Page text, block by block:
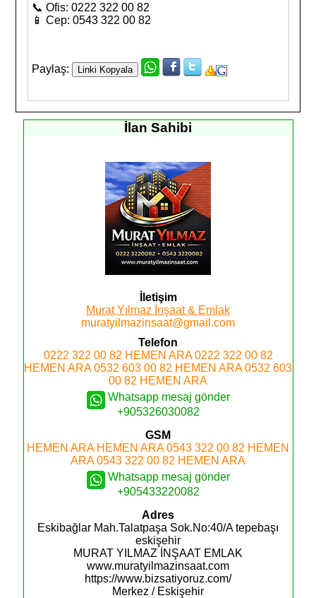
📞 Ofis: 0222 322 00 82
📱 Cep: 0543 322 00 82
Paylaş:
İlan Sahibi
İletişim
Murat Yılmaz İnşaat & Emlak
muratyilmazinsaat@gmail.com
Telefon
0222 322 00 82 HEMEN ARA 0222 322 00 82
HEMEN ARA 0532 603 00 82 HEMEN ARA 0532 603
00 82 HEMEN ARA
Whatsapp mesaj gönder
+905326030082
GSM
HEMEN ARA HEMEN ARA 0543 322 00 82 HEMEN
ARA 0543 322 00 82 HEMEN ARA
Whatsapp mesaj gönder
+905433220082
Adres
Eskibağlar Mah.Talatpaşa Sok.No:40/A tepebaşı
eskişehir
MURAT YILMAZ İNŞAAT EMLAK
www.muratyilmazinsaat.com
https://www.bizsatiyoruz.com/
Merkez / Eskişehir